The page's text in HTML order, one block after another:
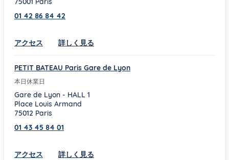
01 42 86 84 42
アクセス Link Opens in New Tab
詳しく見る
PETIT BATEAU Paris Gare de Lyon
本日休業日
Gare de Lyon - HALL 1
Place Louis Armand
75012 Paris
01 43 45 84 01
アクセス Link Opens in New Tab
詳しく見る